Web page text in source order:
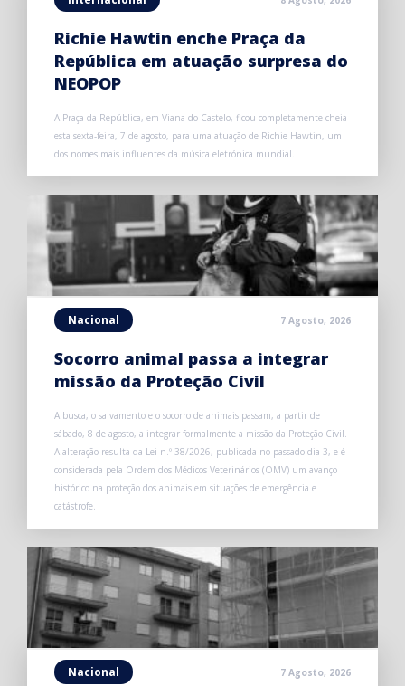
Richie Hawtin enche Praça da
República em atuação surpresa do
NEOPOP
A Praça da República, em Viana do Castelo, ficou completamente cheia
esta sexta-feira, 7 de agosto, para uma atuação de Richie Hawtin, um
dos nomes mais influentes da música eletrónica mundial.
Nacional 7 Agosto, 2026
Socorro animal passa a integrar
missão da Proteção Civil
A busca, o salvamento e o socorro de animais passam, a partir de
sábado, 8 de agosto, a integrar formalmente a missão da Proteção Civil.
A alteração resulta da Lei n.º 38/2026, publicada no passado dia 3, e é
considerada pela Ordem dos Médicos Veterinários (OMV) um avanço
histórico na proteção dos animais em situações de emergência e
catástrofe.
Nacional 7 Agosto, 2026